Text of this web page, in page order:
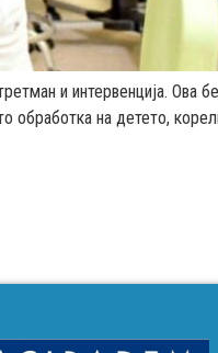
и интервенција. Ова
обработка на детето,